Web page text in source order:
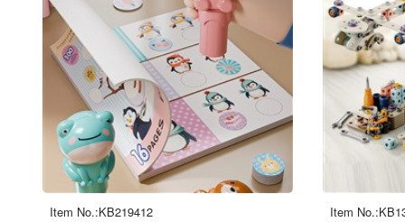
过家家玩具(1351)>
户外玩具/运动玩具( 987)>
Item No.:KB219412
Item